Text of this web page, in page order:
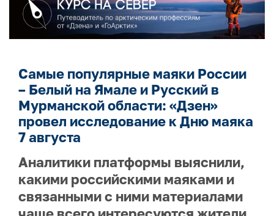
Самые популярные маяки России
– Белый на Ямале и Русский в
Мурманской области: «Дзен»
провел исследование к Дню маяка
7 августа
Аналитики платформы выяснили,
какими российскими маяками и
связанными с ними материалами